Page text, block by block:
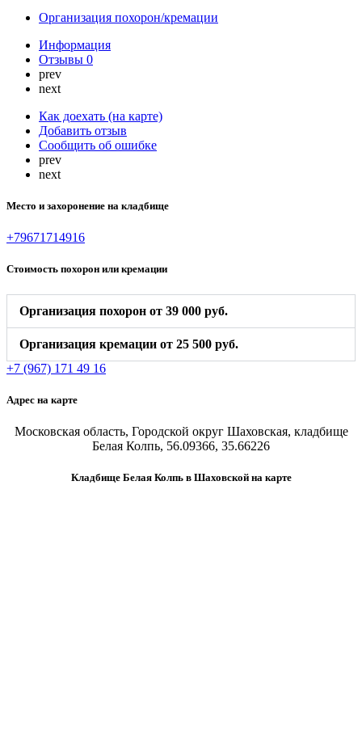
Организация похорон/кремации
Информация
Отзывы 0
prev
next
Как доехать (на карте)
Добавить отзыв
Сообщить об ошибке
prev
next
Место и захоронение на кладбище
+79671714916
Стоимость похорон или кремации
Организация похорон от 39 000 руб.
Организация кремации от 25 500 руб.
+7 (967) 171 49 16
Адрес на карте
Московская область, Городской округ Шаховская, кладбище
Белая Колпь, 56.09366, 35.66226
Кладбище Белая Колпь в Шаховской на карте